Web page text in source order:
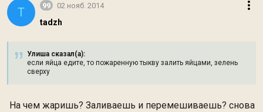
T 99 02 нояб. 2014
tadzh
Улиша сказал(а):
если яйца едите, то пожаренную тыкву залить яйцами, зелень
сверху
На чем жаришь? Заливаешь и перемешиваешь? снова